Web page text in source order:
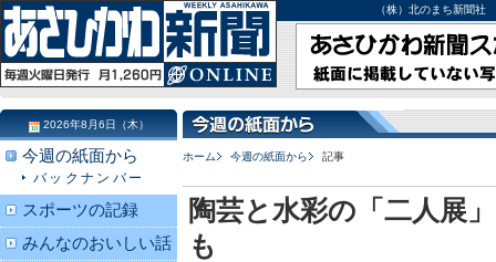
（株）北のまち新聞
ホーム 今週の紙面から 記事
陶芸と水彩の「二人展
も
2026年8月6日（木）
今週の紙面から
バックナンバー
スポーツの記録
みんなのおいしい話